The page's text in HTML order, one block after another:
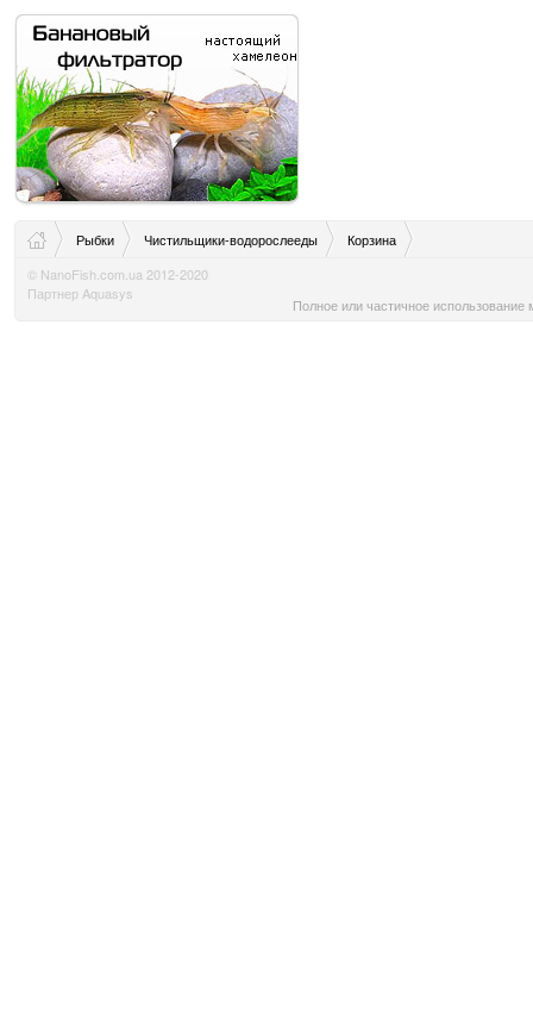
Рыбки Чистильщики-водорослееды
Корзина
© NanoFish.com.ua 2012-2020
Партнер Aquasys
Полное или частичное